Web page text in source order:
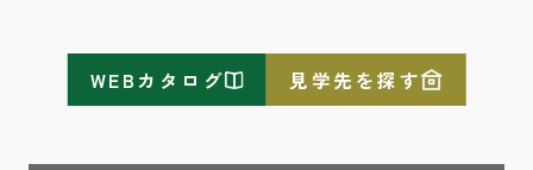
WEBカタログ 見学先を探す